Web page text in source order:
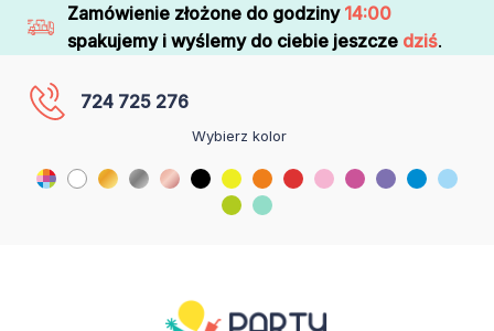
Zamówienie złożone do godziny 14:00
spakujemy i wyślemy do ciebie jeszcze dziś.
724 725 276
Wybierz kolor